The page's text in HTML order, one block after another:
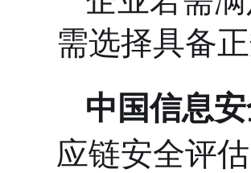
需选择具备
中国信息
应链安全评